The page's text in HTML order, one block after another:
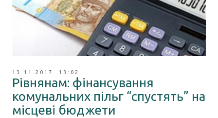
13.11.2017 13:02
Рівнянам: фінансування
комунальних пільг “спустять” на
місцеві бюджети